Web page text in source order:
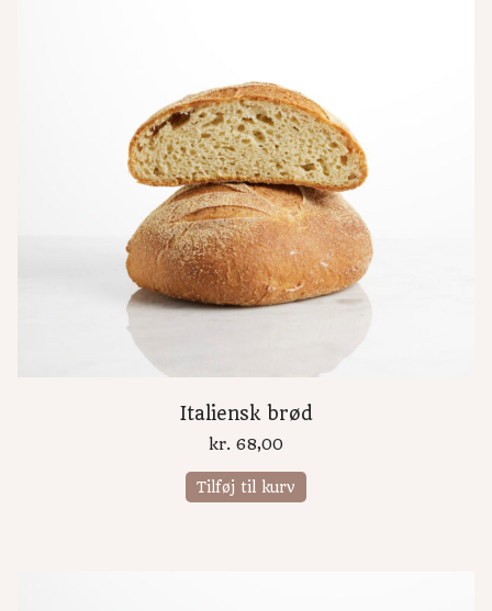
Italiensk brød
kr. 68,00
Tilføj til kurv